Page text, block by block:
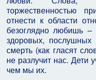
торжественностью
отнести к области
безоглядно любишь
здоровых, послушных
смерть (как гласят
не разлучит нас. Дети
чем мы их.